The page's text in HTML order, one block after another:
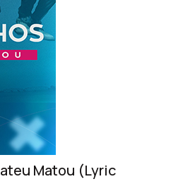
Matou (Lyric